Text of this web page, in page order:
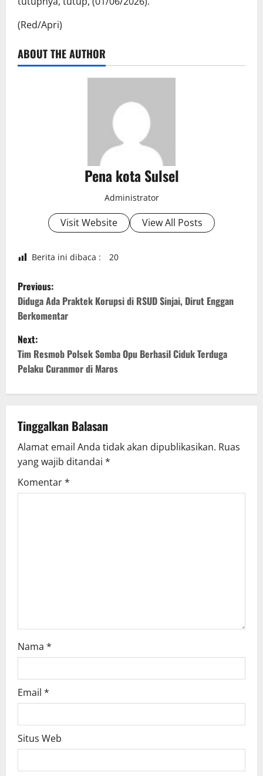
(Red/Apri)
ABOUT THE AUTHOR
Pena kota Sulsel
Administrator
Visit Website View All Posts
Berita ini dibaca : 20
P
o
s
t
n
v
i
g
Previous:
Diduga Ada Praktek Korupsi di RSUD Sinjai, Dirut Enggan
Berkomentar
Next:
Tim Resmob Polsek Somba Opu Berhasil Ciduk Terduga
Pelaku Curanmor di Maros
Tinggalkan Balasan
Alamat email Anda tidak akan dipublikasikan. Ruas
yang wajib ditandai *
Komentar*
Nama *
Email *
Situs Web